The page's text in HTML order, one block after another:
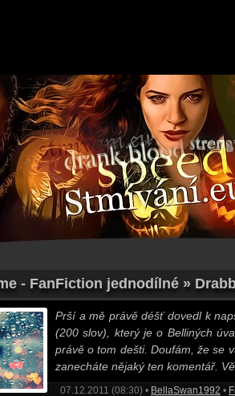
- FanFiction jednodílné »
Prší a mě právě déšť dovedl k
(200 slov), který je o Belliných
právě o tom dešti. Doufám, že se
zanecháte nějaký ten komentář.
07.12.2011 (08:30) • BellaSwan1992 •